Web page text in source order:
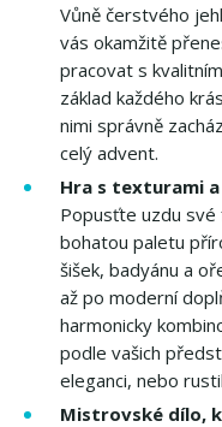
Vůně čerstvého
vás okamžitě
pracovat s
základ každého
nimi správně
celý advent.
Hra s texturami
Popusťte uzdu své
bohatou paletu
šišek, badyánu a
až po moderní
harmonicky
podle vašich
eleganci, nebo
Mistrovské dílo,